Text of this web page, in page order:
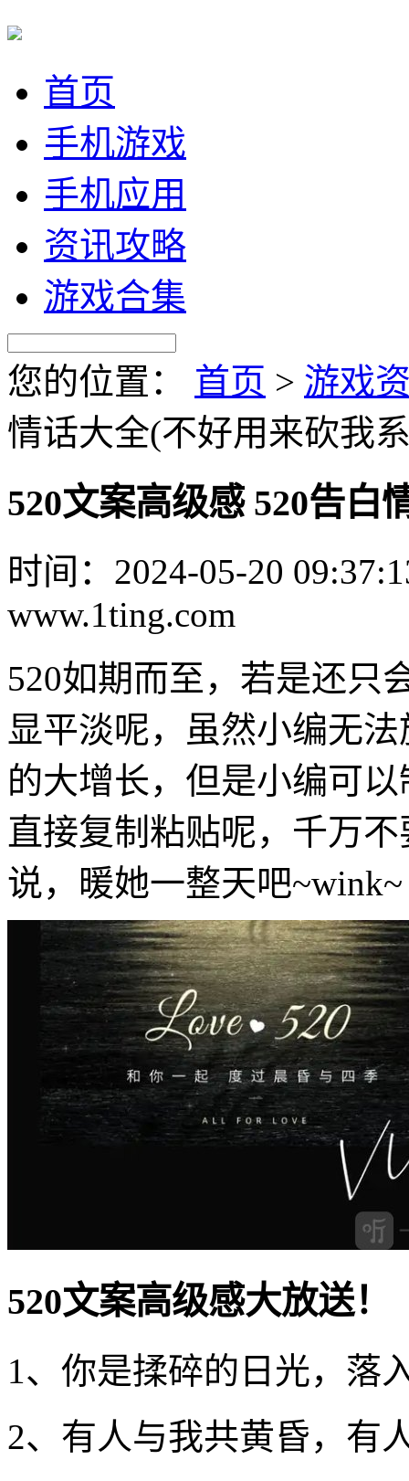
首页
手机游戏
手机应用
资讯攻略
游戏合集
您的位置： 首页 > 游戏
情话大全(不好用来砍我
520文案高级感 520告白
时间：2024-05-20
www.1ting.com
520如期而至，若是还只
显平淡呢，虽然小编无法
的大增长，但是小编可
直接复制粘贴呢，千万
说，暖她一整天吧~wink~
520文案高级感大放送！
1、你是揉碎的日光，落
2、有人与我共黄昏，有